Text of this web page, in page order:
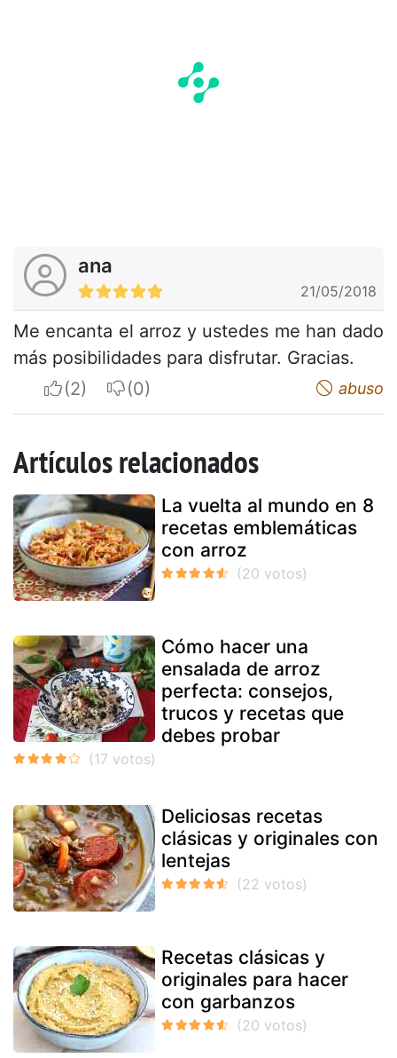
ana
21/05/2018
Me encanta el arroz y ustedes me han dado
más posibilidades para disfrutar. Gracias.
I apreciateI do not appreciate abuso
Artículos relacionados
La vuelta al mundo en 8
recetas emblemáticas
con arroz
Cómo hacer una
ensalada de arroz
perfecta: consejos,
trucos y recetas que
debes probar
Deliciosas recetas
clásicas y originales con
lentejas
Recetas clásicas y
originales para hacer
con garbanzos